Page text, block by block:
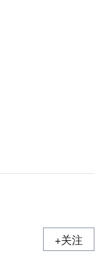
+关注